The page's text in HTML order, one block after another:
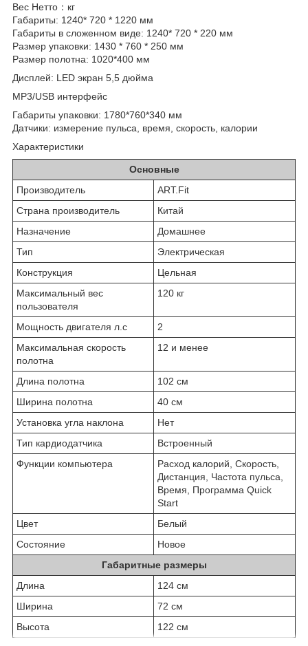
Вес Нетто：кг
Габариты: 1240* 720 * 1220 мм
Габариты в сложенном виде: 1240* 720 * 220 мм
Размер упаковки: 1430 * 760 * 250 мм
Размер полотна: 1020*400 мм
Дисплей: LED экран 5,5 дюйма
MP3/USB интерфейс
Габариты упаковки: 1780*760*340 мм
Датчики: измерение пульса, время, скорость, калории
Характеристики
Основные
Производитель
ART.Fit
Страна производитель
Китай
Назначение
Домашнее
Тип
Электрическая
Конструкция
Цельная
Максимальный вес
пользователя
120 кг
Мощность двигателя л.с
2
Максимальная скорость
полотна
12 и менее
Длина полотна
102 см
Ширина полотна
40 см
Установка угла наклона
Нет
Тип кардиодатчика
Встроенный
Функции компьютера
Расход калорий, Скорость,
Дистанция, Частота пульса,
Время, Программа Quick
Start
Цвет
Белый
Состояние
Новое
Габаритные размеры
Длина
124 см
Ширина
72 см
Высота
122 см